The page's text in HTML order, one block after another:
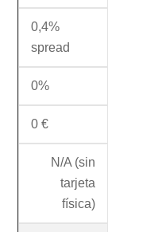
0,4%
spread
0%
0 €
N/A (sin
tarjeta
física)